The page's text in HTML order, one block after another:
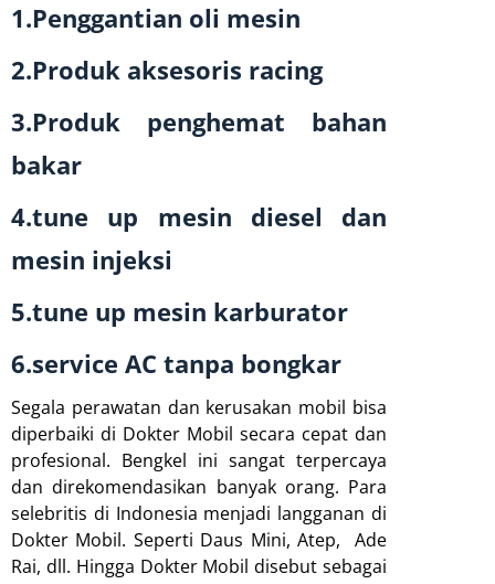
1.Penggantian oli mesin
2.Produk aksesoris racing
3.Produk penghemat bahan
bakar
4.tune up mesin diesel dan
mesin injeksi
5.tune up mesin karburator
6.service AC tanpa bongkar
Segala perawatan dan kerusakan mobil bisa
diperbaiki di Dokter Mobil secara cepat dan
profesional. Bengkel ini sangat terpercaya
dan direkomendasikan banyak orang. Para
selebritis di Indonesia menjadi langganan di
Dokter Mobil. Seperti Daus Mini, Atep, Ade
Rai, dll. Hingga Dokter Mobil disebut sebagai